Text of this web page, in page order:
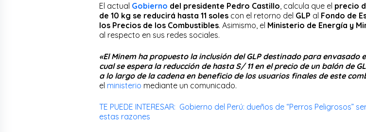
El actual Gobierno del presidente Pedro Castillo , calcula que el precio
de 10 kg se reducirá hasta 11 soles con el retorno del GLP al Fondo de
los Precios de los Combustibles. Asimismo, el Ministerio de Energía y
al respecto en sus redes sociales.
«El Minem ha propuesto la inclusión del GLP destinado para envasado
cual se espera la reducción de hasta S/ 11 en el precio de un balón de
a lo largo de la cadena en beneficio de los usuarios finales de este
el ministerio mediante un comunicado.
TE PUEDE INTERESAR: Gobierno del Perú: dueños de “Perros Peligrosos”
estas razones